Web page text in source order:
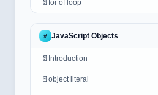
📄 for of loop
# JavaScript Objects
📄 Introduction
📄 object literal